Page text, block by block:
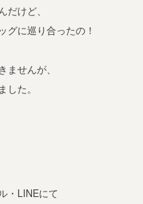
けど、
グに巡り合ったの！
せんが、
た。
・LINEにて